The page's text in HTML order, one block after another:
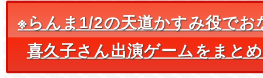
※らんま1/2の天道かすみ役でお
喜久子さん出演ゲームをまと